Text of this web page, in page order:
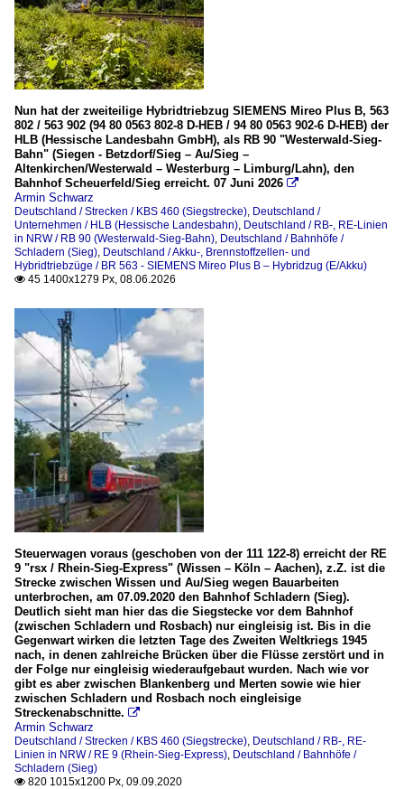
BR 563 - SIEMENS Mireo Plus B – Hybridzug (E/Akku)
RB-, RE-Linien in NRW
RB 90 (Westerwald-Sieg-Bahn)
RE 9 (Rhein-Sieg-Express)
Strecken
KBS 460 (Siegstrecke)
Unternehmen
HLB (Hessische Landesbahn)
2020
2020
2026
Nun hat der zweiteilige Hybridtriebzug SIEMENS Mireo Plus B, 563
802 / 563 902 (94 80 0563 802-8 D-HEB / 94 80 0563 902-6 D-HEB) der
HLB (Hessische Landesbahn GmbH), als RB 90 "Westerwald-Sieg-
Bahn" (Siegen - Betzdorf/Sieg – Au/Sieg –
Altenkirchen/Westerwald – Westerburg – Limburg/Lahn), den
Bahnhof Scheuerfeld/Sieg erreicht. 07 Juni 2026 
Armin Schwarz
Deutschland / Strecken / KBS 460 (Siegstrecke), Deutschland /
Unternehmen / HLB (Hessische Landesbahn), Deutschland / RB-, RE-Linien
in NRW / RB 90 (Westerwald-Sieg-Bahn), Deutschland / Bahnhöfe /
Schladern (Sieg), Deutschland / Akku-, Brennstoffzellen- und
Hybridtriebzüge / BR 563 - SIEMENS Mireo Plus B – Hybridzug (E/Akku)
 45 1400x1279 Px, 08.06.2026
Steuerwagen voraus (geschoben von der 111 122-8) erreicht der RE
9 "rsx / Rhein-Sieg-Express" (Wissen – Köln – Aachen), z.Z. ist die
Strecke zwischen Wissen und Au/Sieg wegen Bauarbeiten
unterbrochen, am 07.09.2020 den Bahnhof Schladern (Sieg).
Deutlich sieht man hier das die Siegstecke vor dem Bahnhof
(zwischen Schladern und Rosbach) nur eingleisig ist. Bis in die
Gegenwart wirken die letzten Tage des Zweiten Weltkriegs 1945
nach, in denen zahlreiche Brücken über die Flüsse zerstört und in
der Folge nur eingleisig wiederaufgebaut wurden. Nach wie vor
gibt es aber zwischen Blankenberg und Merten sowie wie hier
zwischen Schladern und Rosbach noch eingleisige
Streckenabschnitte. 
Armin Schwarz
Deutschland / Strecken / KBS 460 (Siegstrecke) Deutschland / RB-, RE-
Linien in NRW / RE 9 (Rhein-Sieg-Express) Deutschland / Bahnhöfe /
Schladern (Sieg)
 820 1015x1200 Px, 09.09.2020